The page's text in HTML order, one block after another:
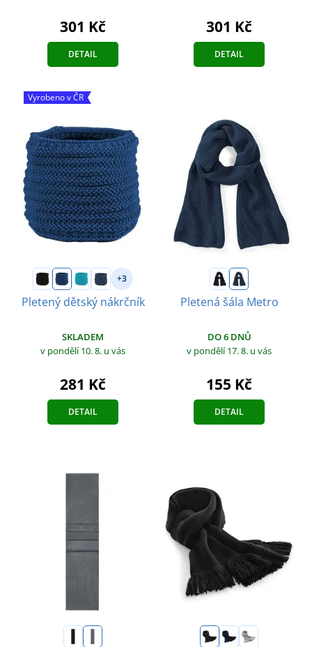
301 Kč
DETAIL
301 Kč
DETAIL
Vyrobeno v ČR
+3
Pletený dětský nákrčník
SKLADEM
v pondělí 10. 8. u vás
281 Kč
DETAIL
Pletená šála Metro
DO 6 DNŮ
v pondělí 17. 8. u vás
155 Kč
DETAIL